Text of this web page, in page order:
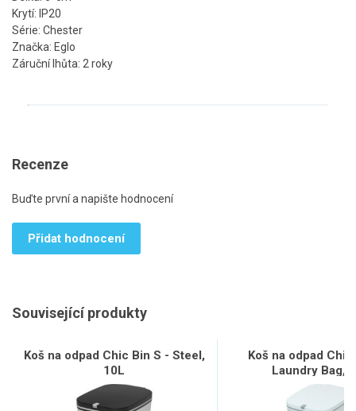
Krytí: IP20
Série: Chester
Značka: Eglo
Záruční lhůta: 2 roky
Recenze
Buďte první a napište hodnocení
Přidat hodnocení
Související produkty
Koš na odpad Chic Bin S - Steel,
10L
Koš na odpad Chic
Laundry Bag,